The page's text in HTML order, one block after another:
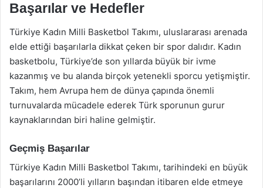
Başarılar ve Hedefler
Türkiye Kadın Milli Basketbol Takımı, uluslararası arenada
elde ettiği başarılarla dikkat çeken bir spor dalıdır. Kadın
basketbolu, Türkiye’de son yıllarda büyük bir ivme
kazanmış ve bu alanda birçok yetenekli sporcu yetişmiştir.
Takım, hem Avrupa hem de dünya çapında önemli
turnuvalarda mücadele ederek Türk sporunun gurur
kaynaklarından biri haline gelmiştir.
Geçmiş Başarılar
Türkiye Kadın Milli Basketbol Takımı, tarihindeki en büyük
başarılarını 2000’li yılların başından itibaren elde etmeye